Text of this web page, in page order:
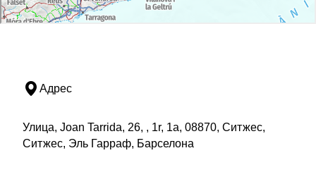
Адрес
Улица, Joan Tarrida, 26, , 1r, 1a, 08870, Ситжес,
Ситжес, Эль Гарраф, Барселона